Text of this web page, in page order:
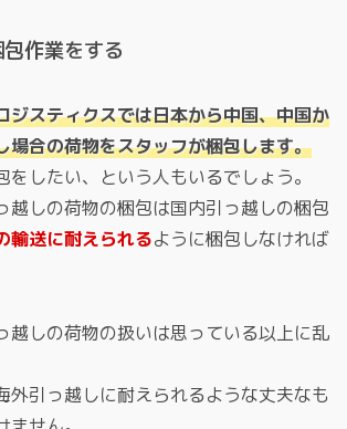
作業をする
ジスティクスでは日本から中国、中国か
場合の荷物をスタッフが梱包します。
をしたい、という人もいるでしょう。
越しの荷物の梱包は国内引っ越しの梱包
輸送に耐えられるように梱包しなければ
越しの荷物の扱いは思っている以上に乱
外引っ越しに耐えられるような丈夫なも